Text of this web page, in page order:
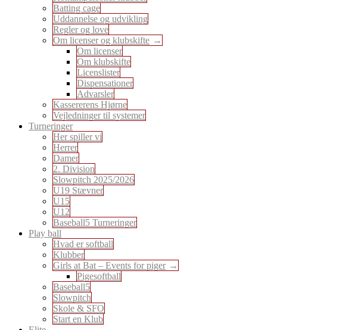
Batting cage
Uddannelse og udvikling
Regler og love
Om licenser og klubskifte
Om licenser
Om klubskifte
Licenslister
Dispensationer
Advarsler
Kassererens Hjørne
Vejledninger til systemer
Turneringer
Her spiller vi
Herrer
Damer
2. Division
Slowpitch 2025/2026
U19 Stævner
U15
U12
Baseball5 Turneringer
Play ball
Hvad er softball
Klubber
Girls at Bat – Events for piger
Pigesoftball
Baseball5
Slowpitch
Skole & SFO
Start en Klub